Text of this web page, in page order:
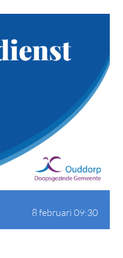
8 februari 09:30